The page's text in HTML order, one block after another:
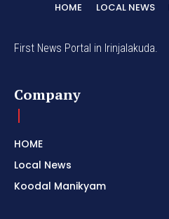
HOME LOCAL NEWS
First News Portal in Irinjalakuda.
Company
HOME
Local News
Koodal Manikyam